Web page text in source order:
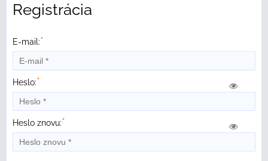
Registrácia
E-mail:*
Heslo:*
Heslo znovu:*